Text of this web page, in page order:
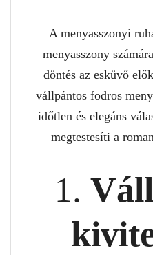
A menyasszonyi
menyasszony
döntés az esküvő
vállpántos fodros
időtlen és elegáns
megtestesíti a
1.